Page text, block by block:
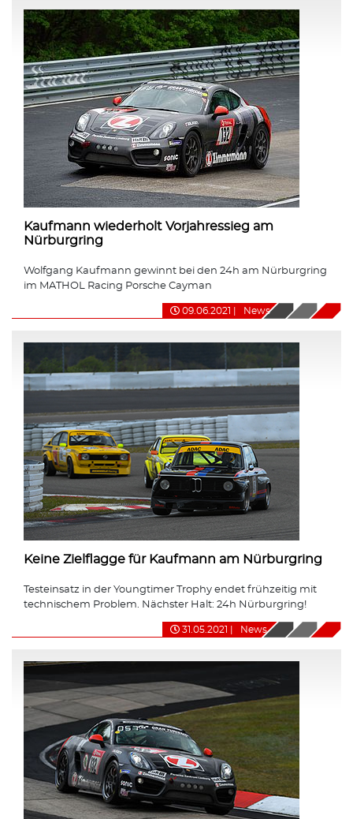
Kaufmann wiederholt Vorjahressieg am
Nürburgring
Wolfgang Kaufmann gewinnt bei den 24h am Nürburgring
im MATHOL Racing Porsche Cayman
09.06.2021 News
Keine Zielflagge für Kaufmann am Nürburgring
Testeinsatz in der Youngtimer Trophy endet frühzeitig mit
technischem Problem. Nächster Halt: 24h Nürburgring!
31.05.2021 News